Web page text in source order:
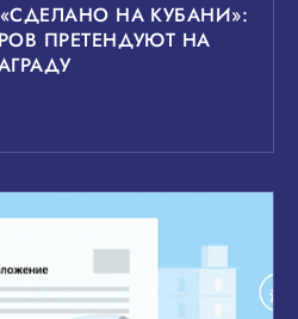
НА КУБАНИ»:
ПРЕТЕНДУЮТ НА